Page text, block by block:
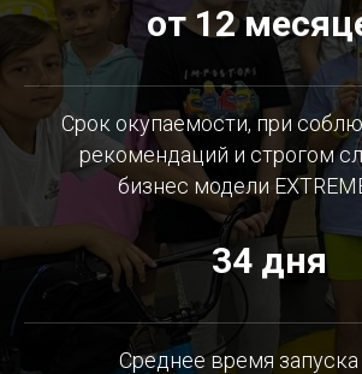
от 12
Срок окупаемости, при
рекомендаций и строгом
бизнес модели
34 дня
Среднее время запуска